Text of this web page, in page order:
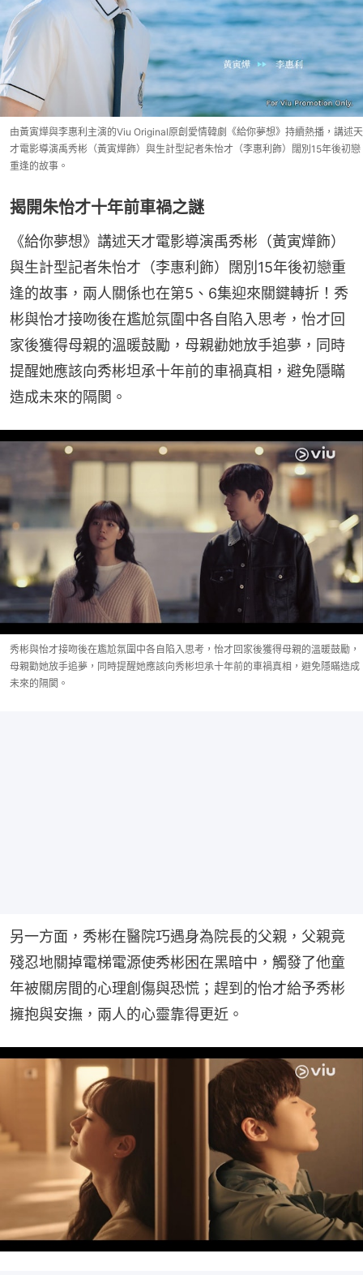
由黃寅燁與李惠利主演的Viu Original原創愛情韓劇《給你夢想》持續熱播，講述天
才電影導演禹秀彬（黃寅燁飾）與生計型記者朱怡才（李惠利飾）闊別15年後初戀
重逢的故事。
揭開朱怡才十年前車禍之謎
《給你夢想》講述天才電影導演禹秀彬（黃寅燁飾）
與生計型記者朱怡才（李惠利飾）闊別15年後初戀重
逢的故事，兩人關係也在第5、6集迎來關鍵轉折！秀
彬與怡才接吻後在尷尬氛圍中各自陷入思考，怡才回
家後獲得母親的溫暖鼓勵，母親勸她放手追夢，同時
提醒她應該向秀彬坦承十年前的車禍真相，避免隱瞞
造成未來的隔閡。
秀彬與怡才接吻後在尷尬氛圍中各自陷入思考，怡才回家後獲得母親的溫暖鼓勵，
母親勸她放手追夢，同時提醒她應該向秀彬坦承十年前的車禍真相，避免隱瞞造成
未來的隔閡。
另一方面，秀彬在醫院巧遇身為院長的父親，父親竟
殘忍地關掉電梯電源使秀彬困在黑暗中，觸發了他童
年被關房間的心理創傷與恐慌；趕到的怡才給予秀彬
擁抱與安撫，兩人的心靈靠得更近。